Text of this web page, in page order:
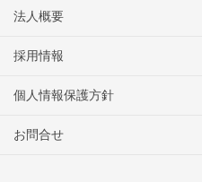
法人概要
採用情報
個人情報保護方針
お問合せ